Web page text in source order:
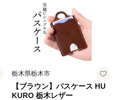
栃木県栃木市
【ブラウン】パスケース HU
KURO 栃木レザー